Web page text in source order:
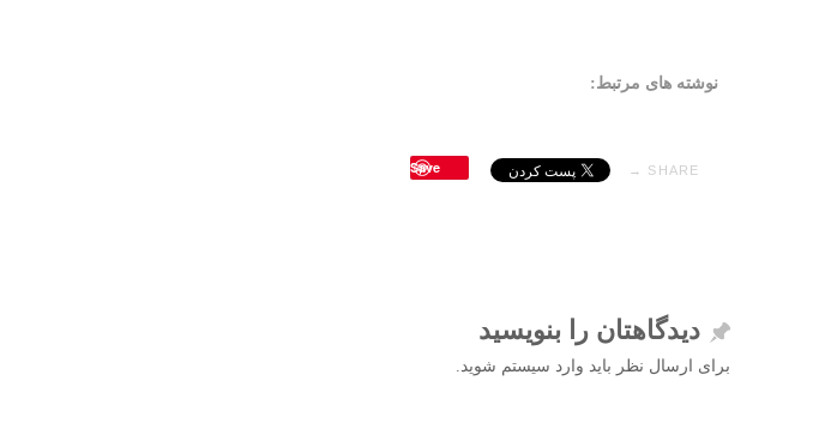
نوشته های مرتبط:
SHARE →
Save
دیدگاهتان را بنویسید
برای ارسال نظر باید وارد سیستم شوید.